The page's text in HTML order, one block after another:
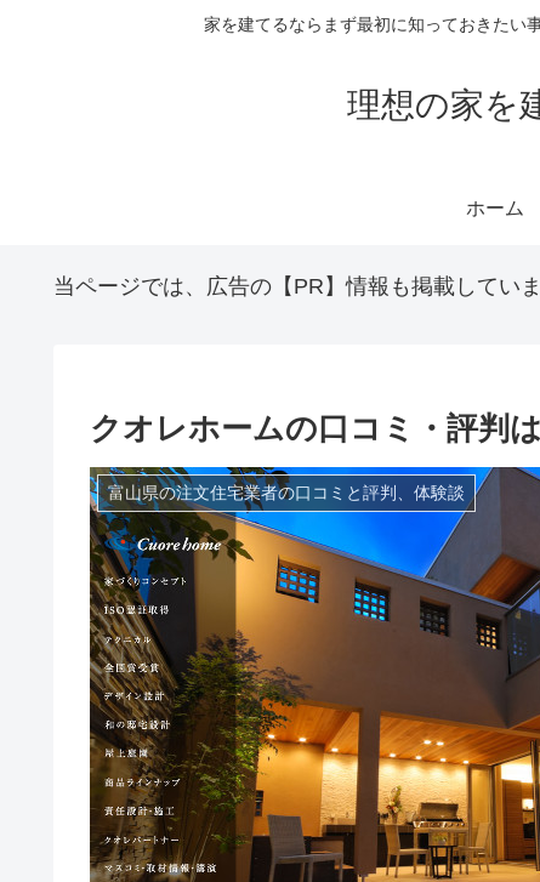
家を建てるならまず最初に知っておきたい
理想の家を
ホーム
当ページでは、広告の【PR】情報も掲載していま
クオレホームの口コミ・評判
富山県の注文住宅業者の口コミと評判、体験談